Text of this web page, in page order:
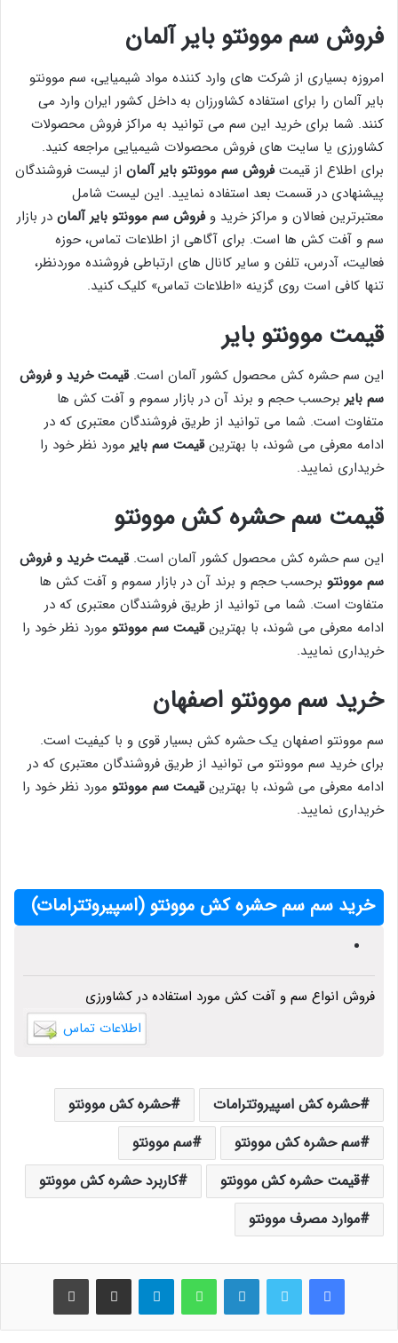
فروش سم موونتو بایر آلمان
امروزه بسیاری از شرکت های وارد کننده مواد شیمیایی، سم موونتو
بایر آلمان را برای استفاده کشاورزان به داخل کشور ایران وارد می
کنند. شما برای خرید این سم می توانید به مراکز فروش محصولات
کشاورزی یا سایت های فروش محصولات شیمیایی مراجعه کنید.
برای اطلاع از قیمتفروش سم موونتو بایر آلمان از لیست فروشندگان
پیشنهادی در قسمت بعد استفاده نمایید. این لیست شامل
معتبرترین فعالان و مراکز خرید وفروش سم موونتو بایر آلمان در بازار
سم و آفت کش ها است. برای آگاهی از اطلاعات تماس، حوزه
فعالیت، آدرس، تلفن و سایر کانال های ارتباطی فروشنده موردنظر،
تنها کافی است روی گزینه «اطلاعات تماس» کلیک کنید.
قیمت موونتو بایر
این سم حشره کش محصول کشور آلمان است.قیمت خرید و فروش
سم بایر برحسب حجم و برند آن در بازار سموم و آفت کش ها
متفاوت است. شما می توانید از طریق فروشندگان معتبری که در
ادامه معرفی می شوند، با بهترینقیمت سم بایر مورد نظر خود را
خریداری نمایید.
قیمت سم حشره کش موونتو
این سم حشره کش محصول کشور آلمان است.قیمت خرید و فروش
سم موونتو برحسب حجم و برند آن در بازار سموم و آفت کش ها
متفاوت است. شما می توانید از طریق فروشندگان معتبری که در
ادامه معرفی می شوند، با بهترینقیمت سم موونتو مورد نظر خود را
خریداری نمایید.
خرید سم موونتو اصفهان
سم موونتو اصفهان یک حشره کش بسیار قوی و با کیفیت است.
برای خرید سم موونتو می توانید از طریق فروشندگان معتبری که در
ادامه معرفی می شوند، با بهترینقیمت سم موونتو مورد نظر خود را
خریداری نمایید.
خرید سم سم حشره کش موونتو (اسپیروتترامات)
فروش انواع سم و آفت کش مورد استفاده در کشاورزی
اطلاعات تماس
حشره کش اسپیروتترامات
حشره کش موونتو
سم حشره کش موونتو
سم موونتو
قیمت حشره کش موونتو
کاربرد حشره کش موونتو
موارد مصرف موونتو
فیس بوک لینکدین واتس آپ اشتراک گذاری از طریق ایمیل